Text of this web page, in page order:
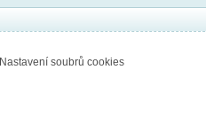
Nastavení soubrů cookies